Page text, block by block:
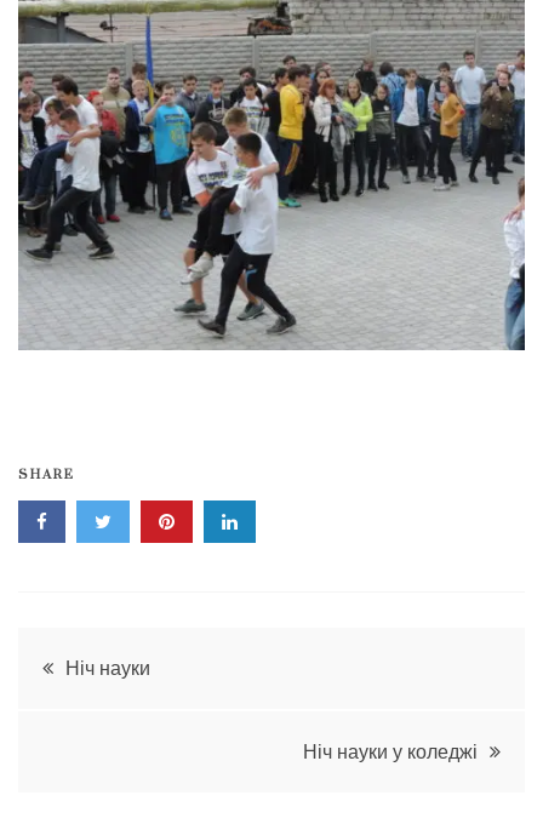
SHARE
Навігація
Ніч науки
Ніч науки у коледжі